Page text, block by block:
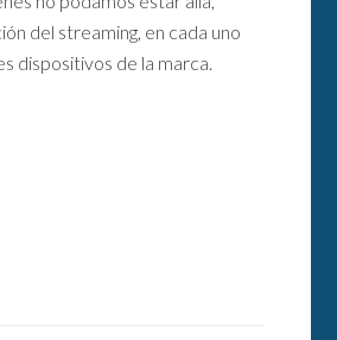
del streaming, en cada uno
dispositivos de la marca.